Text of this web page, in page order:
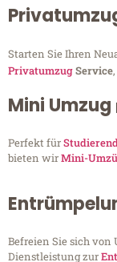
Starten Sie Ihren
PrivatumzugService
Mini Umzug
Perfekt für
bieten wirMini-
Befreien Sie sich
Dienstleistung zur